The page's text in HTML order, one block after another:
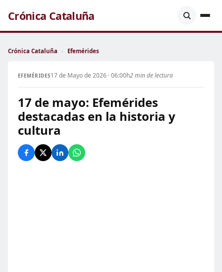
Crónica Cataluña
Crónica Cataluña › Efemérides
EFEMÉRIDES17 de Mayo de 2026 · 06:00h2 min de lectura
17 de mayo: Efemérides
destacadas en la historia y
cultura